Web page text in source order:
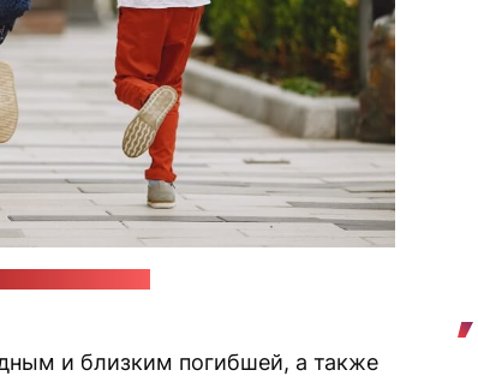
и близким погибшей, а также